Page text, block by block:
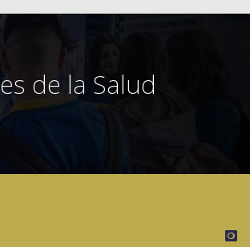
de la Salud